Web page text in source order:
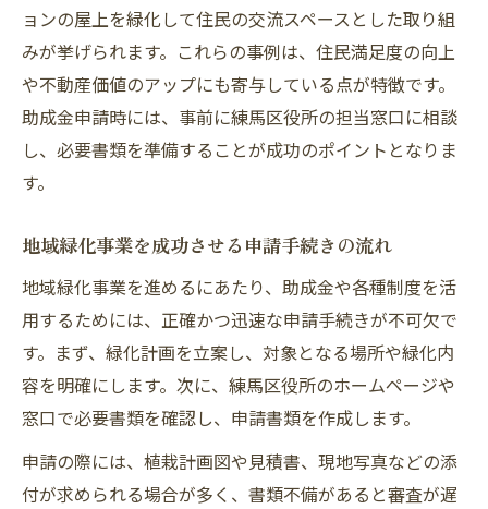
ョンの屋上を緑化して住民の交流スペースとした取り組
みが挙げられます。これらの事例は、住民満足度の向上
や不動産価値のアップにも寄与している点が特徴です。
助成金申請時には、事前に練馬区役所の担当窓口に相談
し、必要書類を準備することが成功のポイントとなりま
す。
地域緑化事業を成功させる申請手続きの流れ
地域緑化事業を進めるにあたり、助成金や各種制度を活
用するためには、正確かつ迅速な申請手続きが不可欠で
す。まず、緑化計画を立案し、対象となる場所や緑化内
容を明確にします。次に、練馬区役所のホームページや
窓口で必要書類を確認し、申請書類を作成します。
申請の際には、植栽計画図や見積書、現地写真などの添
付が求められる場合が多く、書類不備があると審査が遅